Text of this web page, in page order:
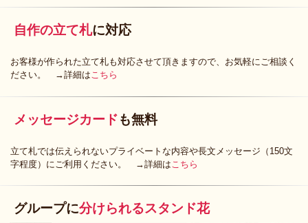
自作の立て札に対応
お客様が作られた立て札も対応させて頂きますので、お気軽にご相談く
ださい。 →詳細はこちら
メッセージカードも無料
立て札では伝えられないプライベートな内容や長文メッセージ（150文
字程度）にご利用ください。 →詳細は こちら
グループに分けられるスタンド花